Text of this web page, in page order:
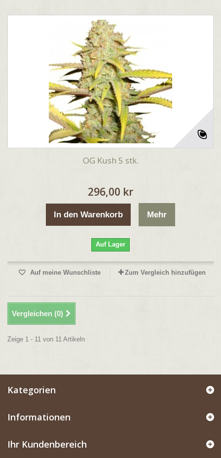
OG Kush 5 stk.
296,00 kr
In den Warenkorb Mehr
Auf Lager
Auf meine Wunschliste Zum Vergleich hinzufügen
Vergleichen (0)
Zeige 1 - 11 von 11 Artikeln
Kategorien
Informationen
Ihr Kundenbereich